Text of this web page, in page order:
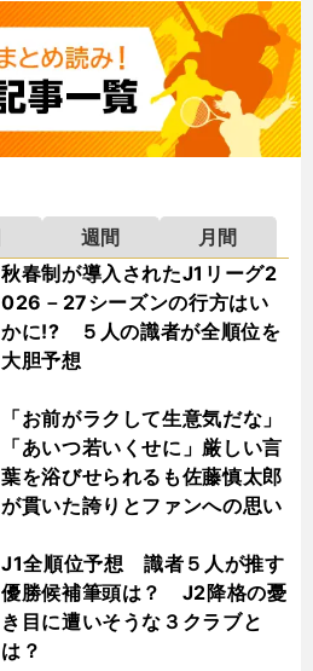
週間
月間
秋春制が導入されたJ1リーグ2
026－27シーズンの行方はい
かに!? ５人の識者が全順位を
大胆予想
「お前がラクして生意気だな」
「あいつ若いくせに」厳しい言
葉を浴びせられるも佐藤慎太郎
が貫いた誇りとファンへの思い
J1全順位予想 識者５人が推す
優勝候補筆頭は？ J2降格の憂
き目に遭いそうな３クラブと
は？